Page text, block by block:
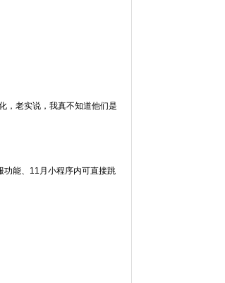
，老实说，我真不知道他们是
功能、11月小程序内可直接跳